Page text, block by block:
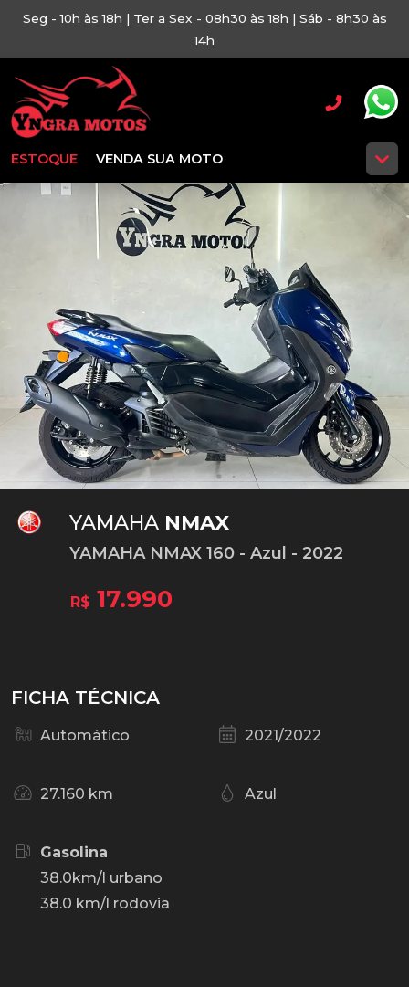
Seg - 10h às 18h | Ter a Sex - 08h30 às 18h | Sáb - 8h30 às
14h
ESTOQUE VENDA SUA MOTO
YAMAHA NMAX
YAMAHA NMAX 160 - Azul - 2022
R$ 17.990
FICHA TÉCNICA
Automático 2021/2022
27.160 km Azul
Gasolina
38.0km/l urbano
38.0 km/l rodovia